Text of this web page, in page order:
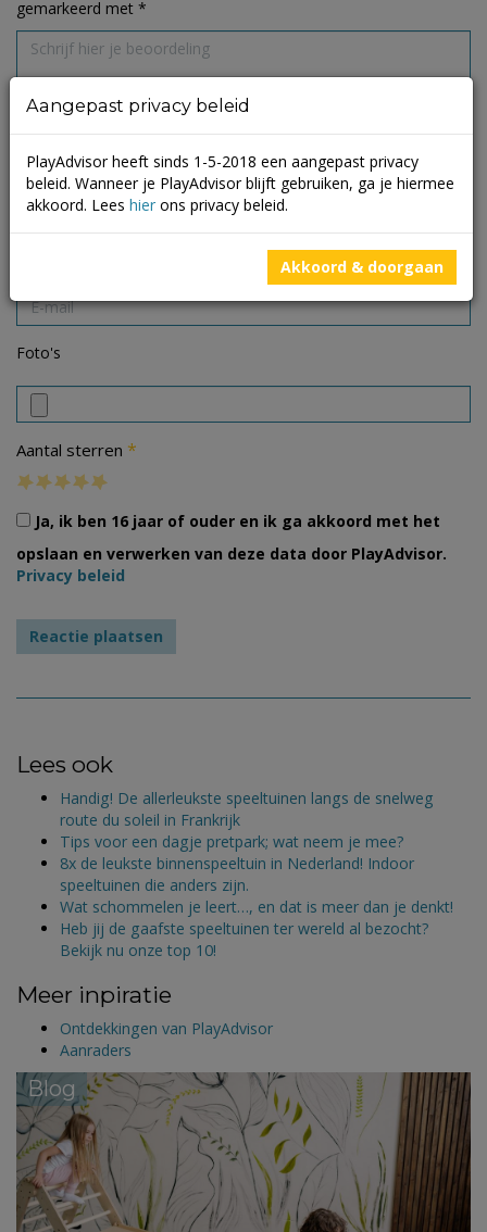
gemarkeerd met *
Foto's
Aantal sterren *
Ja, ik ben 16 jaar of ouder en ik ga akkoord met het
opslaan en verwerken van deze data door PlayAdvisor.
Privacy beleid
Lees ook
Handig! De allerleukste speeltuinen langs de snelweg
route du soleil in Frankrijk
Tips voor een dagje pretpark; wat neem je mee?
8x de leukste binnenspeeltuin in Nederland! Indoor
speeltuinen die anders zijn.
Wat schommelen je leert…, en dat is meer dan je denkt!
Heb jij de gaafste speeltuinen ter wereld al bezocht?
Bekijk nu onze top 10!
Meer inpiratie
Ontdekkingen van PlayAdvisor
Aanraders
Blog
Aangepast privacy beleid
PlayAdvisor heeft sinds 1-5-2018 een aangepast privacy
beleid. Wanneer je PlayAdvisor blijft gebruiken, ga je hiermee
akkoord. Lees hier ons privacy beleid.
Akkoord & doorgaan